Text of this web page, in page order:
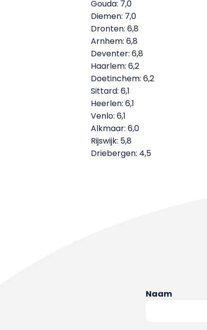
Gouda: 7,0
Diemen: 7,0
Dronten: 6,8
Arnhem: 6,8
Deventer: 6,8
Haarlem: 6,2
Doetinchem: 6,2
Sittard: 6,1
Heerlen: 6,1
Venlo: 6,1
Alkmaar: 6,0
Rijswijk: 5,8
Driebergen: 4,5
Naam